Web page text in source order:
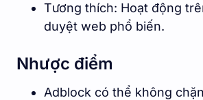
Tương thích: Hoạt động
duyệt web phổ biến.
Nhược điểm
Adblock có thể không